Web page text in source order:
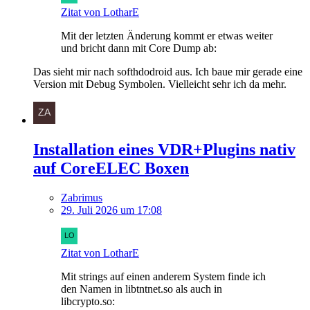
Zitat von LotharE
Mit der letzten Änderung kommt er etwas weiter
und bricht dann mit Core Dump ab:
Das sieht mir nach softhdodroid aus. Ich baue mir gerade eine
Version mit Debug Symbolen. Vielleicht sehr ich da mehr.
Installation eines VDR+Plugins nativ
auf CoreELEC Boxen
Zabrimus
29. Juli 2026 um 17:08
Zitat von LotharE
Mit strings auf einen anderem System finde ich
den Namen in libtntnet.so als auch in
libcrypto.so: